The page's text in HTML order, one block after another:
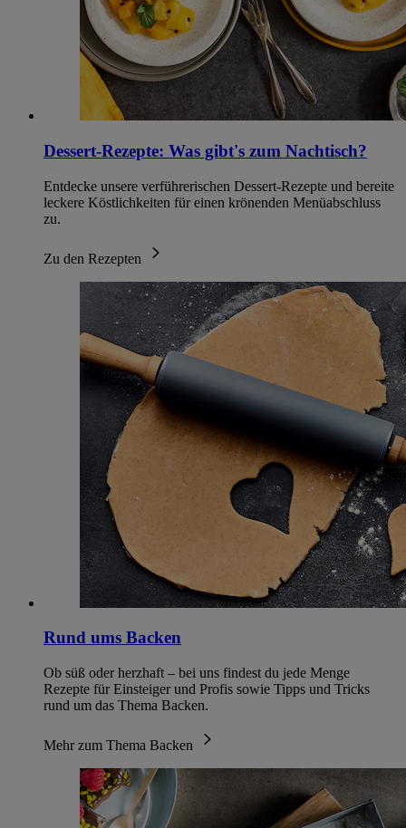
Dessert-Rezepte: Was gibt's zum Nachtisch?
Entdecke unsere verführerischen Dessert-Rezepte und bereite
leckere Köstlichkeiten für einen krönenden Menüabschluss
zu.
Zu den Rezepten
Rund ums Backen
Ob süß oder herzhaft – bei uns findest du jede Menge
Rezepte für Einsteiger und Profis sowie Tipps und Tricks
rund um das Thema Backen.
Mehr zum Thema Backen